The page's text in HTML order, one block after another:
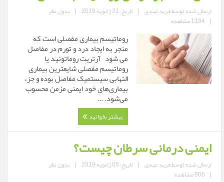
ارسال شده توسطفرید عبدی | تاریخ: 21 ژانویه 2019 | بدون نظر
| 1194 مشاهده
روماتیسم بیماری مفصلی است که
منجر به ایجاد درد و تورم در مفاصل
می شود آرتریت روماتوئید یا
روماتیسم مفصلی شایعترین بیماری
التهابی سیستمیک مفاصل بوده و جزء
بیماری‌های خود ایمنی مزمن محسوب
می‌شود. ...
بیشتر بخوانید
ایمنی درمانی سرطان چیست؟
ارسال شده توسطفرید عبدی | تاریخ: 05 ژانویه 2019 | بدون نظر
| 906 مشاهده